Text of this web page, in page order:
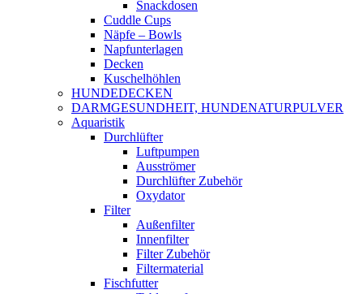
Snackdosen
Cuddle Cups
Näpfe – Bowls
Napfunterlagen
Decken
Kuschelhöhlen
HUNDEDECKEN
DARMGESUNDHEIT, HUNDENATURPULVER
Aquaristik
Durchlüfter
Luftpumpen
Ausströmer
Durchlüfter Zubehör
Oxydator
Filter
Außenfilter
Innenfilter
Filter Zubehör
Filtermaterial
Fischfutter